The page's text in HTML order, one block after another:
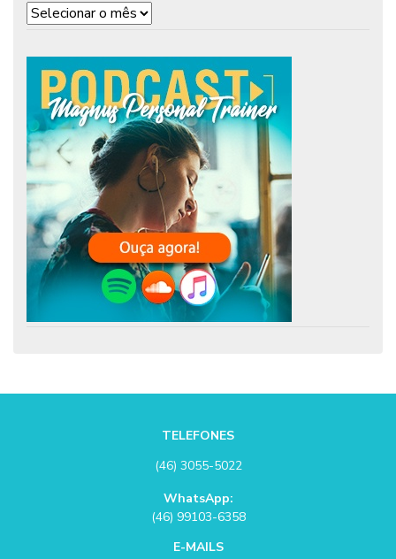
Arquivos
TELEFONES
(46) 3055-5022
WhatsApp:
(46) 99103-6358
E-MAILS